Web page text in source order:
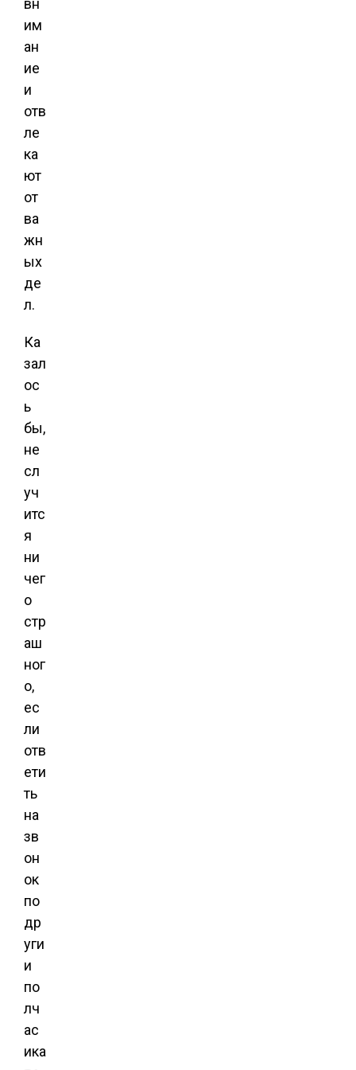
им
ан
ие
и
отв
ле
ка
ют
от
ва
жн
ых
де
л.
Ка
зал
ос
ь
бы,
не
сл
уч
итс
я
ни
чег
о
стр
аш
ног
о,
ес
ли
отв
ети
ть
на
зв
он
ок
по
др
уги
и
по
лч
ас
ика